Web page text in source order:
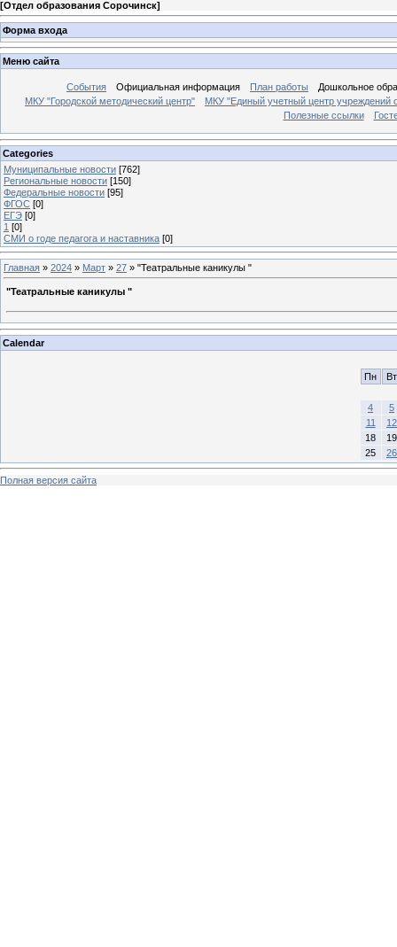
[Отдел образования Сорочинск]
Форма входа
Меню сайта
События Официальная информация План работы
Дошкольное
МКУ "Городской методический центр"
МКУ "Единый учетный центр учреждений
Полезные ссылки
Categories
Муниципальные новости [762]
Региональные новости [150]
Федеральные новости [95]
ФГОС [0]
ЕГЭ [0]
1 [0]
СМИ о годе педагога и наставника [0]
Главная » 2024 » Март » 27 » "Театральные каникулы "
"Театральные каникулы "
Calendar
Пн Вт
4
5
11
12
18
19
25
26
Полная версия сайта